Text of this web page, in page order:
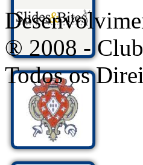
® 2008 -
Todos os